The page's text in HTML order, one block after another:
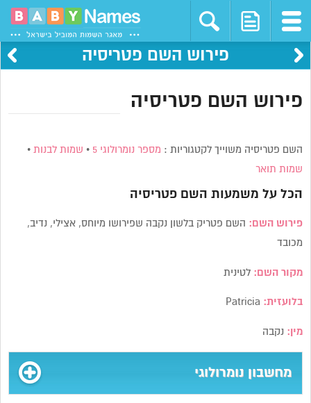
פירוש השם פטריסיה
פירוש השם פטריסיה
השם פטריסיה משוייך לקטגוריות : מספר נומרולוגי 5 • שמות לבנות •
שמות תואר
הכל על משמעות השםפטריסיה
פירוש השם: השם פטריק בלשון נקבה שפירושו מיוחס, אצילי, נדיב,
מכובד
מקור השם: לטינית
בלועזית: Patricia
מין: נקבה
מחשבון נומרולוגי